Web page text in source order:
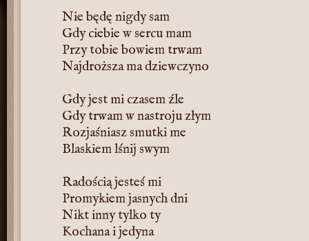
Nie będę nigdy sam
Gdy ciebie w sercu mam
Przy tobie bowiem trwam
Najdroższa ma dziewczyno
Gdy jest mi czasem źle
Gdy trwam w nastroju złym
Rozjaśniasz smutki me
Blaskiem lśnij swym
Radością jesteś mi
Promykiem jasnych dni
Nikt inny tylko ty
Kochana i jedyna